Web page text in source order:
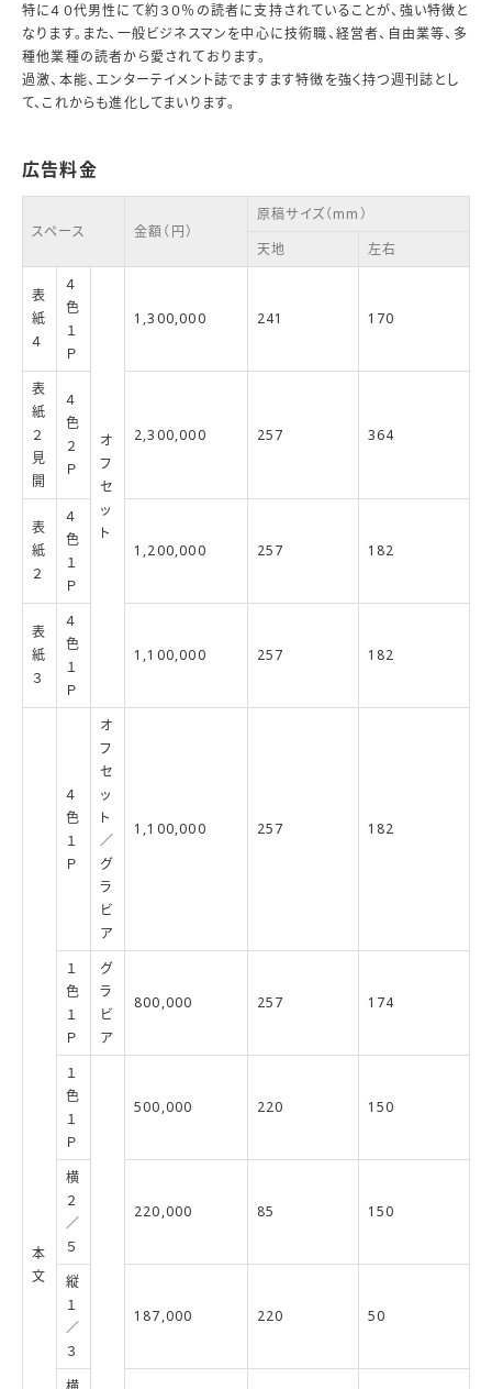
特に４０代男性にて約３０％の読者に支持されていることが、強い特徴と
なります。また、一般ビジネスマンを中心に技術職、経営者、自由業等、多
種他業種の読者から愛されております。
過激、本能、エンターテイメント誌でますます特徴を強く持つ週刊誌とし
て、これからも進化してまいります。
広告料金
スペース 金額（円）
原稿サイズ（mm）
天地
左右
表
紙
４
４
色
１
Ｐ
オ
フ
セ
ッ
ト
1,300,000 241 170
表
紙
２
見
開
４
色
２
Ｐ
2,300,000 257 364
表
紙
２
４
色
１
Ｐ
1,200,000 257 182
表
紙
３
４
色
１
Ｐ
1,100,000 257 182
本
文
４
色
１
Ｐ
オ
フ
セ
ッ
ト
／
グ
ラ
ビ
ア
1,100,000 257 182
１
色
１
Ｐ
グ
ラ
ビ
ア
800,000 257 174
１
色
１
Ｐ
500,000 220 150
横
２
／
５
220,000 85 150
縦
１
／
３
187,000 220 50